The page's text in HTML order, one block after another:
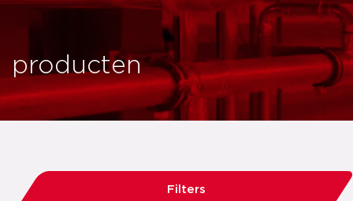
producten
Filters